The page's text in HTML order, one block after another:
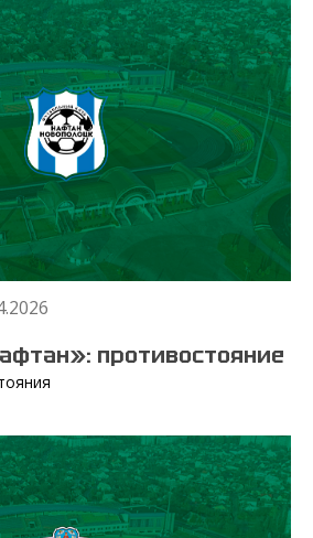
противостояние